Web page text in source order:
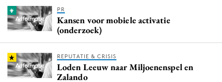
PR
Kansen voor mobiele activatie
(onderzoek)
REPUTATIE & CRISIS
Loden Leeuw naar Miljoenenspel en
Zalando